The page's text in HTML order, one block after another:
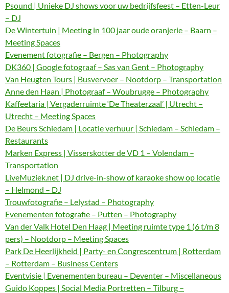
Psound | Unieke DJ shows voor uw bedrijfsfeest – Etten-Leur
– DJ
De Wintertuin | Meeting in 100 jaar oude oranjerie – Baarn –
Meeting Spaces
Evenement fotografie – Bergen – Photography
DK360 | Google fotograaf – Sas van Gent – Photography
Van Heugten Tours | Busvervoer – Nootdorp – Transportation
Anne den Haan | Photograaf – Woubrugge – Photography
Kaffeetaria | Vergaderruimte ‘De Theaterzaal’ | Utrecht –
Utrecht – Meeting Spaces
De Beurs Schiedam | Locatie verhuur | Schiedam – Schiedam –
Restaurants
Marken Express | Visserskotter de VD 1 – Volendam –
Transportation
LiveMuziek.net | DJ drive-in-show of karaoke show op locatie
– Helmond – DJ
Trouwfotografie – Lelystad – Photography
Evenementen fotografie – Putten – Photography
Van der Valk Hotel Den Haag | Meeting ruimte type 1 (6 t/m 8
pers) – Nootdorp – Meeting Spaces
Park De Heerlijkheid | Party- en Congrescentrum | Rotterdam
– Rotterdam – Business Centers
Eventvisie | Evenementen bureau – Deventer – Miscellaneous
Guido Koppes | Social Media Portretten – Tilburg –